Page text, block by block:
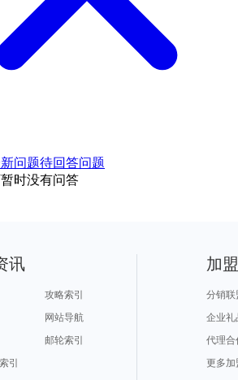
问题待回答问题
时没有问答
讯
攻略索引
网站导航
邮轮索引
引
加
分销联
企业礼
代理合
更多加